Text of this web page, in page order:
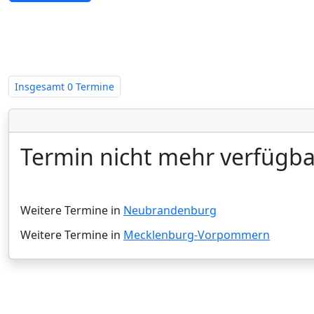
Insgesamt 0 Termine
Termin nicht mehr
Weitere Termine in Neubrandenburg
Weitere Termine in Mecklenburg-Vorpommern